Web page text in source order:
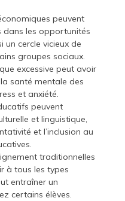
peuvent
dans les opportunités
un cercle vicieux de
groupes sociaux.
excessive peut avoir
santé mentale des
et anxiété.
peuvent
et linguistique,
et l’inclusion au
traditionnelles
à tous les types
entraîner un
certains élèves.